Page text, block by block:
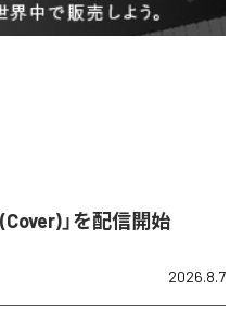
」を配信開始
2026.8.7